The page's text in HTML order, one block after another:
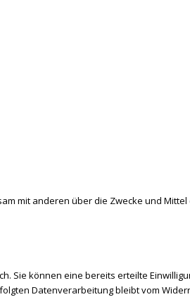
mit anderen über die Zwecke und
Sie können eine bereits erteilte
Datenverarbeitung bleibt vom